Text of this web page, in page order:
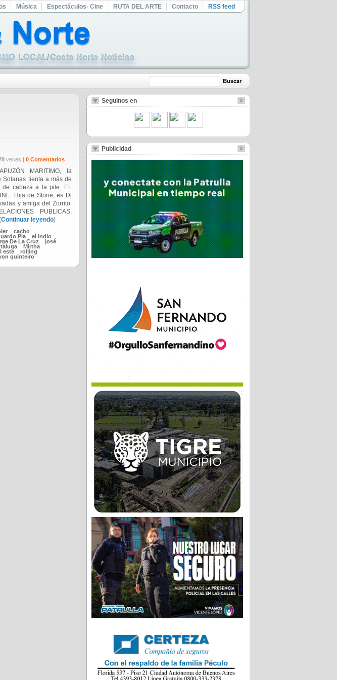
Música Espectáculos- Cine RUTA DEL ARTE Contacto RSS feed
veces | 0 Comentarios
MARITIMO, la
Solanas tienta a más de
de cabeza a la pile. EL
Hija de Stone, es Dj
y amiga del Zorrito.
PUBLICAS,
Continuar leyendo)
cacho
Pla
el indio
De La Cruz
josé
Mirtha
este
rolling
quinteiro
Seguinos en
Publicidad